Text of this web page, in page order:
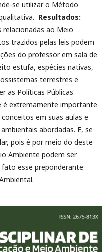
se utilizar o Método
Resultados:
relacionadas ao Meio
trazidos pelas leis podem
do professor em sala de
estufa, espécies nativas,
terrestres e
as Políticas Públicas
é extremamente importante
em suas aulas e
abordadas. E, se
pois é por meio do deste
Ambiente podem ser
fato esse preponderante